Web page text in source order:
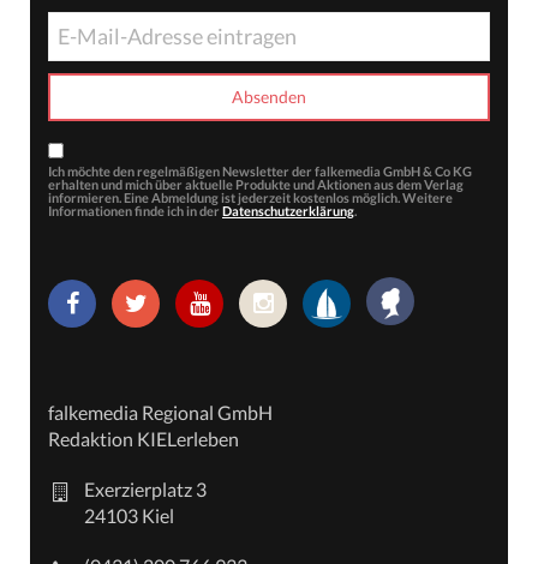
Ich möchte den regelmäßigen Newsletter der falkemedia GmbH & Co KG
erhalten und mich über aktuelle Produkte und Aktionen aus dem Verlag
informieren. Eine Abmeldung ist jederzeit kostenlos möglich. Weitere
Informationen finde ich in der Datenschutzerklärung.
falkemedia Regional GmbH
Redaktion KIELerleben
Exerzierplatz 3
24103 Kiel